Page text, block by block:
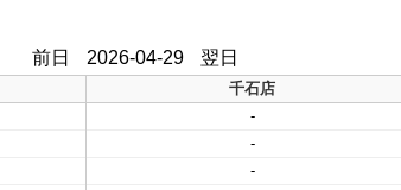
前日 2026-04-29 翌日
千石店
-
-
-